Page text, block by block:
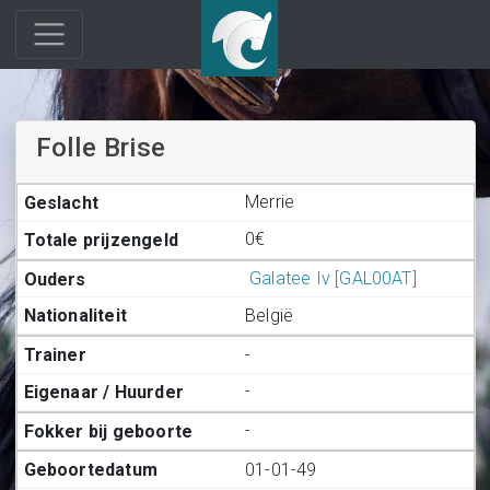
Folle Brise
Merrie
0€
Galatee Iv [GAL00AT]
België
-
-
-
01-01-49